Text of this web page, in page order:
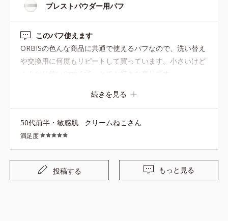
プレストパウダー用パフ
このパフ使えます
ORBISの色んな商品に共通で使えるパフなので、洗い替え
や交換用に何度もリピートして買っています。小さいけど
続きを見る
50代前半・敏感肌 クリームねこさん
満足度
投稿する もっと見る